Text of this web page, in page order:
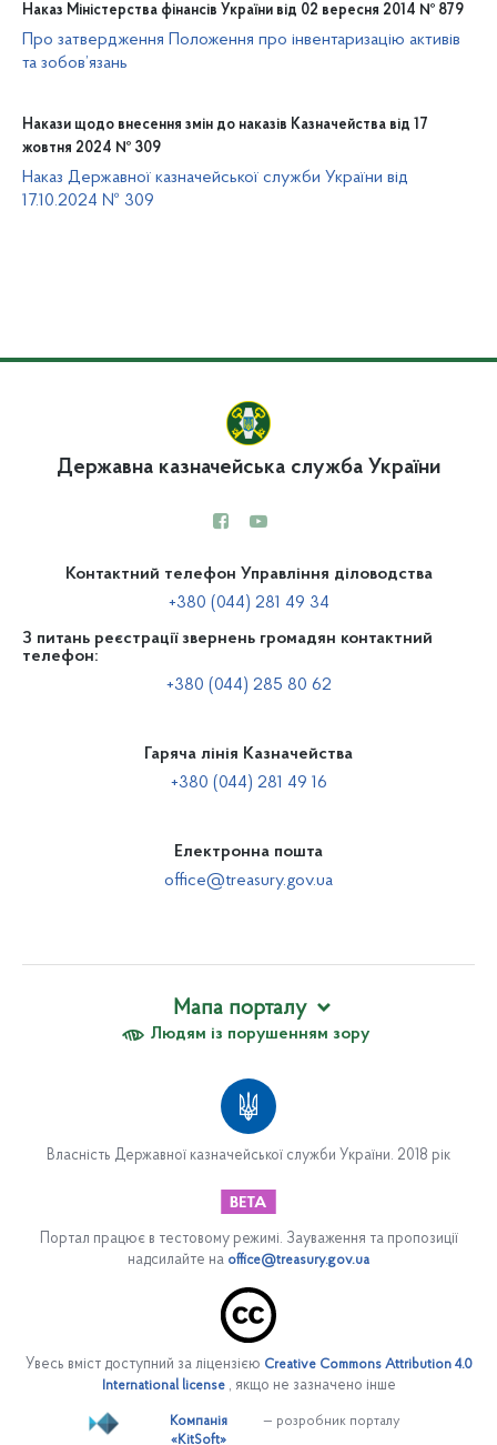
Наказ Міністерства фінансів України від 02 вересня 2014 № 879
Про затвердження Положення про інвентаризацію активів
та зобов’язань
Накази щодо внесення змін до наказів Казначейства від 17
жовтня 2024 № 309
Наказ Державної казначейської служби України від
17.10.2024 № 309
Державна казначейська служба України
Контактний телефон Управління діловодства
+380 (044) 281 49 34
З питань реєстрації звернень громадян контактний
телефон:
+380 (044) 285 80 62
Гаряча лінія Казначейства
+380 (044) 281 49 16
Електронна пошта
office@treasury.gov.ua
Власність Державної казначейської служби України. 2018 рік
Людям із порушенням зору
Мапа порталу
Про Казначейство
Організаційна структура апарату Казначейства
Відділ обслуговування державного боргу
Управління платіжних систем
Департамент цифрової трансформації та інформаційно-
Департамент фінансових ресурсів
Управління (Центр) сертифікації ключів
Портал працює в тестовому режимі. Зауваження та пропозиції
надсилайте на office@treasury.gov.ua
Увесь вміст доступний за ліцензією Creative Commons Attribution 4.0
International license, якщо не зазначено інше
Компанія
«KitSoft»
— розробник порталу